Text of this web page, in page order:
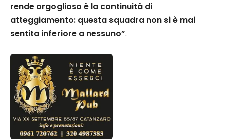
rende orgoglioso è la continuità di
atteggiamento: questa squadra non si è mai
sentita inferiore a nessuno”.